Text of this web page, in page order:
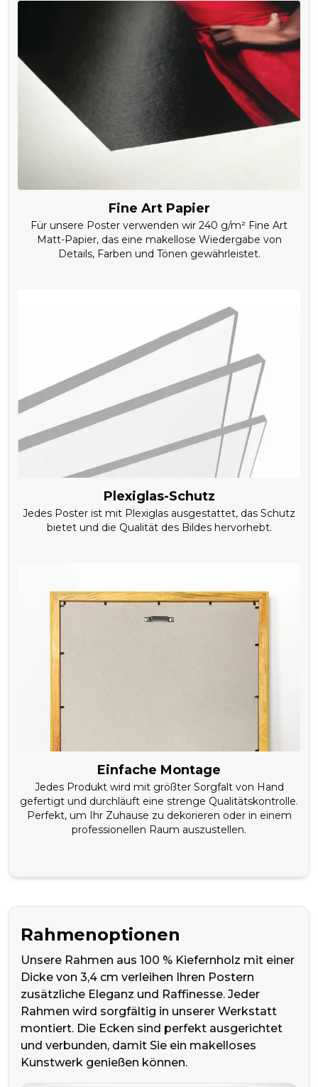
Fine Art Papier
Für unsere Poster verwenden wir 240 g/m² Fine Art
Matt-Papier, das eine makellose Wiedergabe von
Details, Farben und Tönen gewährleistet.
Plexiglas-Schutz
Jedes Poster ist mit Plexiglas ausgestattet, das Schutz
bietet und die Qualität des Bildes hervorhebt.
Einfache Montage
Jedes Produkt wird mit größter Sorgfalt von Hand
gefertigt und durchläuft eine strenge Qualitätskontrolle.
Perfekt, um Ihr Zuhause zu dekorieren oder in einem
professionellen Raum auszustellen.
Rahmenoptionen
Unsere Rahmen aus 100 % Kiefernholz mit einer
Dicke von 3,4 cm verleihen Ihren Postern
zusätzliche Eleganz und Raffinesse. Jeder
Rahmen wird sorgfältig in unserer Werkstatt
montiert. Die Ecken sind perfekt ausgerichtet
und verbunden, damit Sie ein makelloses
Kunstwerk genießen können.